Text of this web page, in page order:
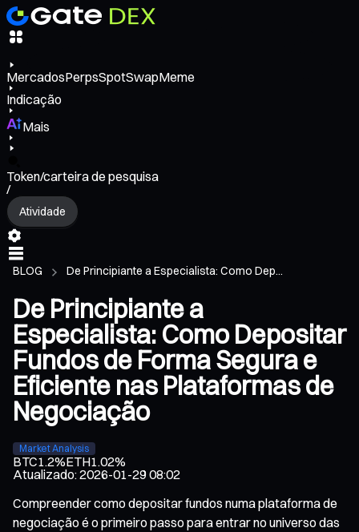
MercadosPerpsSpotSwapMeme
Indicação
Mais
Token/carteira de pesquisa
/
Atividade
BLOG De Principiante a Especialista: Como Dep...
De Principiante a
Especialista: Como Depositar
Fundos de Forma Segura e
Eficiente nas Plataformas de
Negociação
Market Analysis
BTC1.2%ETH1.02%
Atualizado:2026-01-29 08:02
Compreender como depositar fundos numa plataforma de
negociação é o primeiro passo para entrar no universo das